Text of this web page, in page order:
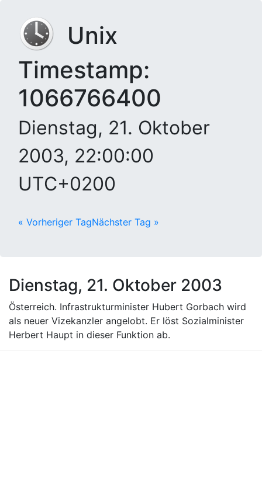
Unix
Timestamp:
1066766400
Dienstag, 21. Oktober
2003, 22:00:00
UTC+0200
« Vorheriger TagNächster Tag »
Dienstag, 21. Oktober 2003
Österreich. Infrastrukturminister Hubert Gorbach wird
als neuer Vizekanzler angelobt. Er löst Sozialminister
Herbert Haupt in dieser Funktion ab.